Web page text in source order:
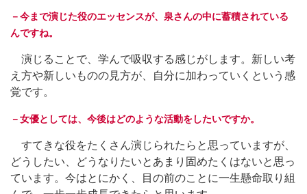
－今まで演じた役のエッセンスが、泉さんの中に蓄積されている
んですね。
演じることで、学んで吸収する感じがします。新しい考
え方や新しいものの見方が、自分に加わっていくという感
覚です。
－女優としては、今後はどのような活動をしたいですか。
すてきな役をたくさん演じられたらと思っていますが、
どうしたい、どうなりたいとあまり固めたくはないと思っ
ています。今はとにかく、目の前のことに一生懸命取り組